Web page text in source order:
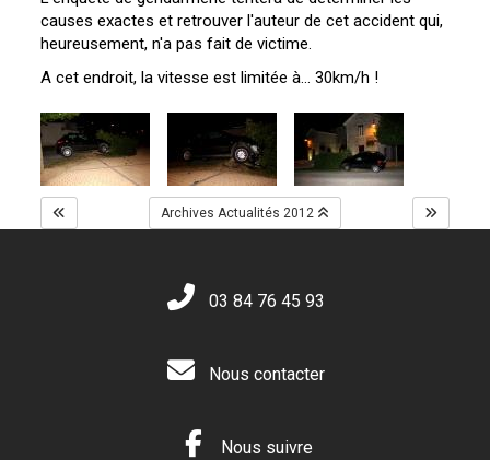
causes exactes et retrouver l'auteur de cet accident qui,
heureusement, n'a pas fait de victime.
A cet endroit, la vitesse est limitée à... 30km/h !
Archives Actualités 2012
03 84 76 45 93
Nous contacter
Nous suivre